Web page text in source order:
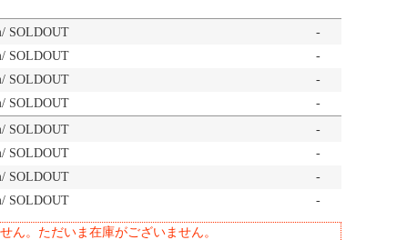
SOLDOUT
-
SOLDOUT
-
SOLDOUT
-
SOLDOUT
-
SOLDOUT
-
SOLDOUT
-
SOLDOUT
-
SOLDOUT
-
ん。ただいま在庫がございません。